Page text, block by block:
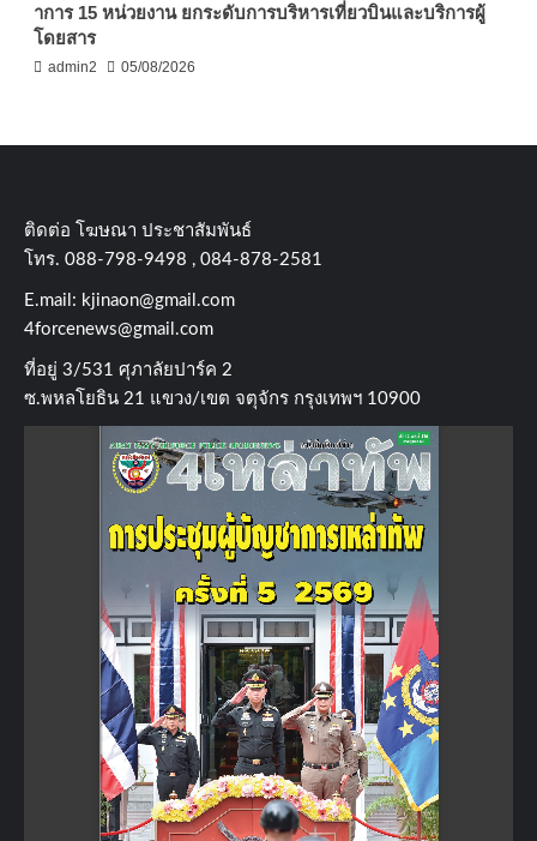
าการ 15 หน่วยงาน ยกระดับการบริหารเที่ยวบินและบริการผู้
โดยสาร
admin2 05/08/2026
ติดต่อ​ โฆษณา​ ประชาสัมพันธ์
โทร​. 088-798-9498 , 084-878-2581
E.mail: kjinaon@gmail.com
4forcenews@gmail.com
ที่อยู่​ 3/531​ ศุภาลัยปาร์ค​ 2
ซ.พหลโยธิน​ 21​ แขวง/เขต​ จตุจักร​ กรุงเทพฯ 10900